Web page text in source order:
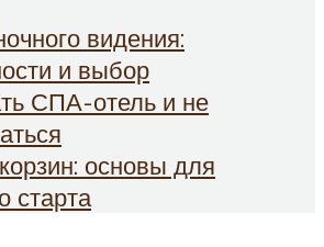
видения:
и выбор
СПА-отель и не
основы для
старта